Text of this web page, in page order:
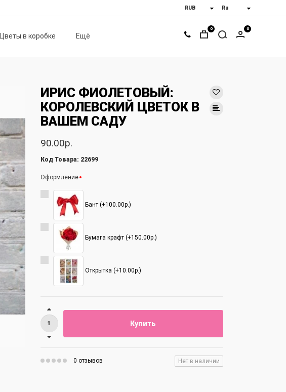
Цветы в коробке Ещё
0 0
ИРИС ФИОЛЕТОВЫЙ:
КОРОЛЕВСКИЙ ЦВЕТОК В
ВАШЕМ САДУ
90.00р.
Код Товара: 22699
Оформление
Бант (+100.00р.)
Бумага крафт (+150.00р.)
Открытка (+10.00р.)
Купить
0 отзывов Нет в наличии